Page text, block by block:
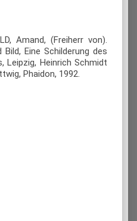
Amand, (Freiherr von).
Eine Schilderung des
Leipzig, Heinrich Schmidt
Phaidon, 1992.